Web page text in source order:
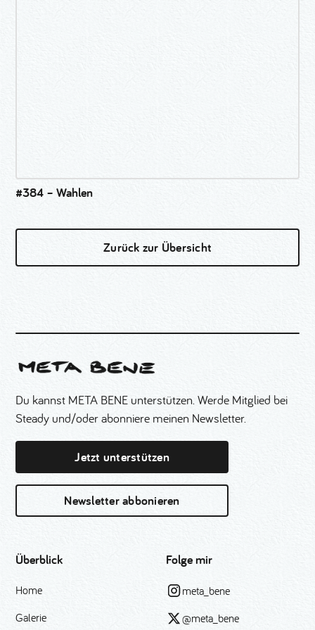
#384 – Wahlen
Zurück zur Übersicht
Du kannst META BENE unterstützen. Werde Mitglied bei
Steady und/oder abonniere meinen Newsletter.
Jetzt unterstützen
Newsletter abbonieren
Überblick
Home
Galerie
Folge mir
meta_bene
@meta_bene